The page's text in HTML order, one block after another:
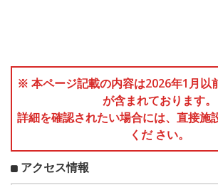
※ 本ページ記載の内容は2026年1月以
が含まれております。
詳細を確認されたい場合には、直接施
くだ さい。
アクセス情報